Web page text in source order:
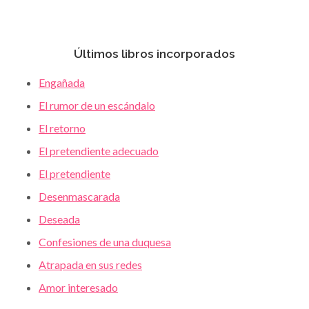
Últimos libros incorporados
Engañada
El rumor de un escándalo
El retorno
El pretendiente adecuado
El pretendiente
Desenmascarada
Deseada
Confesiones de una duquesa
Atrapada en sus redes
Amor interesado